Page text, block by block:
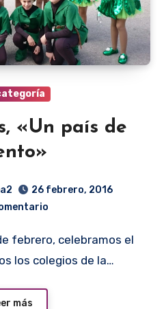
«Un país de
26 febrero, 2016
los colegios de la…
más